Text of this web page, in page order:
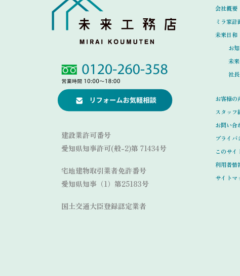
Link
Link
建設業許可番号
愛知県知事許可(般-2)第 71434号
宅地建物取引業者免許番号
愛知県知事（1）第25183号
国土交通大臣登録認定業者
会社概要
ミラ家計
未来日和
お
未
社
お客様の
スタッフ
お問い合
プライバ
このサイ
利用者情
サイトマ